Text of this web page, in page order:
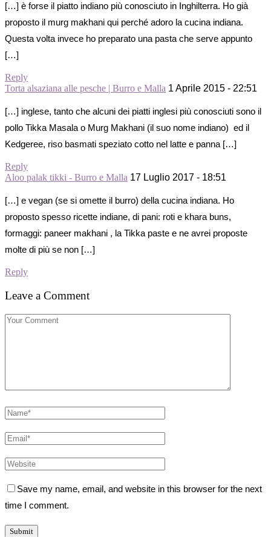
[…] è forse il piatto indiano più conosciuto in Inghilterra. Ho già
proposto il murg makhani qui perché adoro la cucina indiana.
Questa volta invece ho preparato una pasta che serve appunto
[…]
Reply
Torta alsaziana alle pesche | Burro e Malla 1 Aprile 2015 - 22:51
[…] inglese, tanto che alcuni dei piatti inglesi più conosciuti sono il
pollo Tikka Masala o Murg Makhani (il suo nome indiano) ed il
Kedgeree, riso basmati speziato cotto nel latte e panna […]
Reply
Aloo palak tikki - Burro e Malla 17 Luglio 2017 - 18:51
[…] e vegan (se si omette il burro) della cucina indiana. Ho
proposto spesso ricette indiane, di pani: roti e khara buns,
formaggi: paneer makhani , la Tikka paste e ne avrei proposte
molte di più se non […]
Reply
Leave a Comment
Save my name, email, and website in this browser for the next
time I comment.